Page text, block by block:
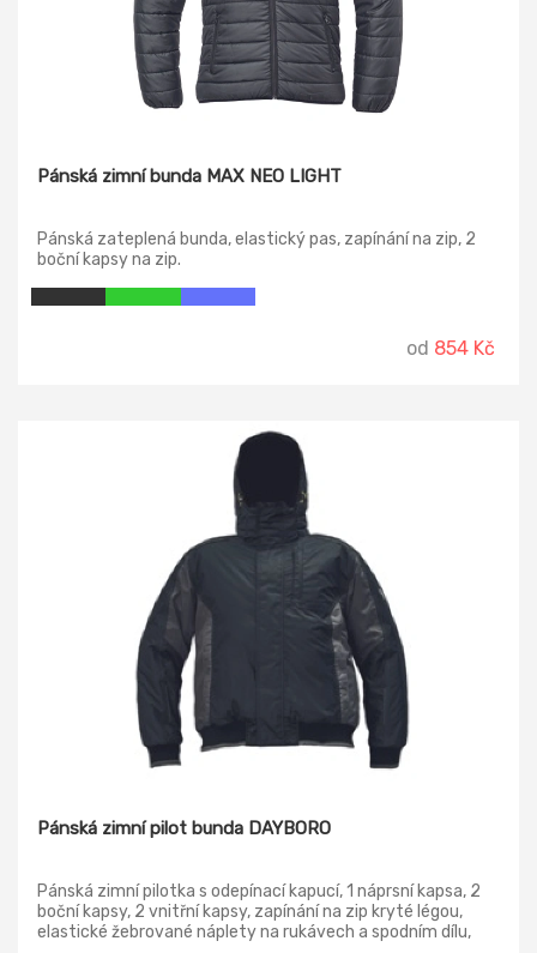
Pánská zimní bunda MAX NEO LIGHT
Pánská zateplená bunda, elastický pas, zapínání na zip, 2
boční kapsy na zip.
od 854 Kč
Pánská zimní pilot bunda DAYBORO
Pánská zimní pilotka s odepínací kapucí, 1 náprsní kapsa, 2
boční kapsy, 2 vnitřní kapsy, zapínání na zip kryté légou,
elastické žebrované náplety na rukávech a spodním dílu,